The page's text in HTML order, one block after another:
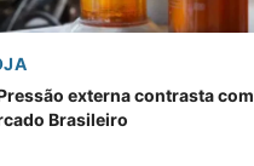
externa contrasta com
Brasileiro